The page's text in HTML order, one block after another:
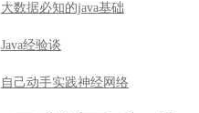
大数据必知的java基础
Java经验谈
自己动手实践神经网络